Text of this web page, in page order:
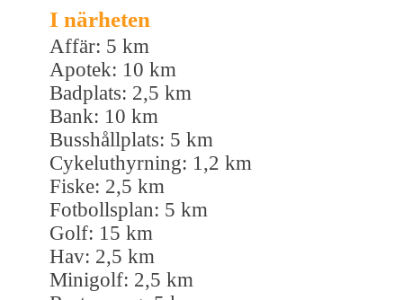
I närheten
Affär: 5 km
Apotek: 10 km
Badplats: 2,5 km
Bank: 10 km
Busshållplats: 5 km
Cykeluthyrning: 1,2 km
Fiske: 2,5 km
Fotbollsplan: 5 km
Golf: 15 km
Hav: 2,5 km
Minigolf: 2,5 km